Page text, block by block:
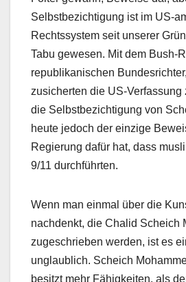
Selbstbezichtigung ist im US-
Rechtssystem seit unserer
Tabu gewesen. Mit dem Bush-
republikanischen
zusicherten die US-Verfassung
die Selbstbezichtigung von
heute jedoch der einzige
Regierung dafür hat, dass
9/11 durchführten.
Wenn man einmal über die
nachdenkt, die Chalid Scheich
zugeschrieben werden, ist es
unglaublich. Scheich
besitzt mehr Fähigkeiten, als